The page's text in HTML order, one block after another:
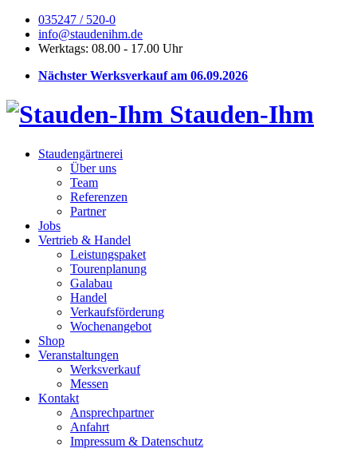
035247 / 520-0
info@staudenihm.de
Werktags: 08.00 - 17.00 Uhr
Nächster Werksverkauf am 06.09.2026
Stauden-Ihm
Staudengärtnerei
Über uns
Team
Referenzen
Partner
Jobs
Vertrieb & Handel
Leistungspaket
Tourenplanung
Galabau
Handel
Verkaufsförderung
Wochenangebot
Shop
Veranstaltungen
Werksverkauf
Messen
Kontakt
Ansprechpartner
Anfahrt
Impressum & Datenschutz